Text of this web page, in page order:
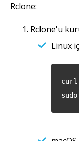
Rclone:
Rclone'u
Linux